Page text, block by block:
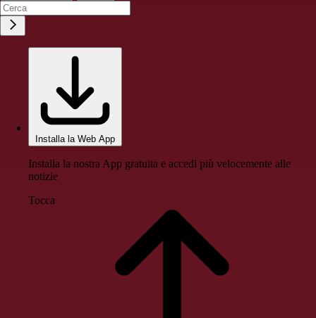
Installa la Web App
Installa la nostra App gratuita e accedi più velocemente alle
notizie
Tocca